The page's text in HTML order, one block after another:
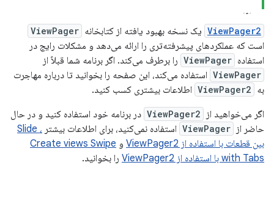
ViewPager2 یک نسخه بهبود یافته از کتابخانه ViewPager
است که عملکردهای پیشرفته‌تری را ارائه می‌دهد و مشکلات رایج در
استفاده ViewPager را برطرف می‌کند. اگر برنامه شما قبلاً از
ViewPager استفاده می‌کند، این صفحه را بخوانید تا درباره مهاجرت
به ViewPager2 اطلاعات بیشتری کسب کنید.
اگر می‌خواهید از
ViewPager2 در برنامه خود استفاده کنید و در حال
حاضر از ViewPager استفاده نمی‌کنید، برای اطلاعات بیشتر
، Slide
بین قطعات با استفاده از ViewPager2
و Create views Swipe
with Tabs با استفاده از ViewPager2
را بخوانید.